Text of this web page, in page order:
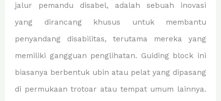
jalur pemandu disabel, adalah sebuah inovasi
yang dirancang khusus untuk membantu
penyandang disabilitas, terutama mereka yang
memiliki gangguan penglihatan. Guiding block ini
biasanya berbentuk ubin atau pelat yang dipasang
di permukaan trotoar atau tempat umum lainnya.